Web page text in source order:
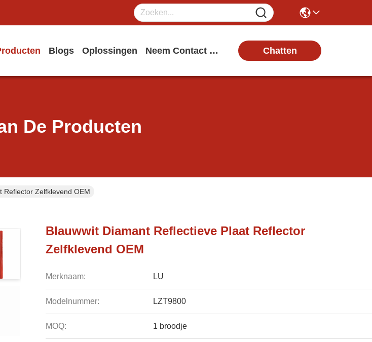
Blogs Oplossingen Neem Contact Met Ons Op Chatten
De Producten
Reflector Zelfklevend OEM
Blauwwit Diamant Reflectieve Plaat Reflector
Zelfklevend OEM
Merknaam: LU
Modelnummer: LZT9800
MOQ: 1 broodje